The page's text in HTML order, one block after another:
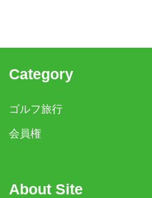
Category
ゴルフ旅行
会員権
About Site